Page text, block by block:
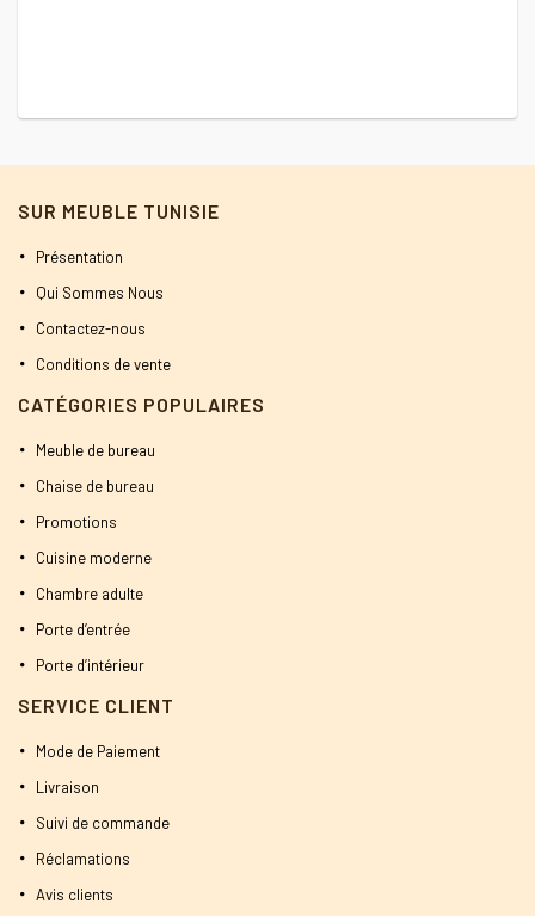
SUR MEUBLE TUNISIE
Présentation
Qui Sommes Nous
Contactez-nous
Conditions de vente
CATÉGORIES POPULAIRES
Meuble de bureau
Chaise de bureau
Promotions
Cuisine moderne
Chambre adulte
Porte d’entrée
Porte d’intérieur
SERVICE CLIENT
Mode de Paiement
Livraison
Suivi de commande
Réclamations
Avis clients